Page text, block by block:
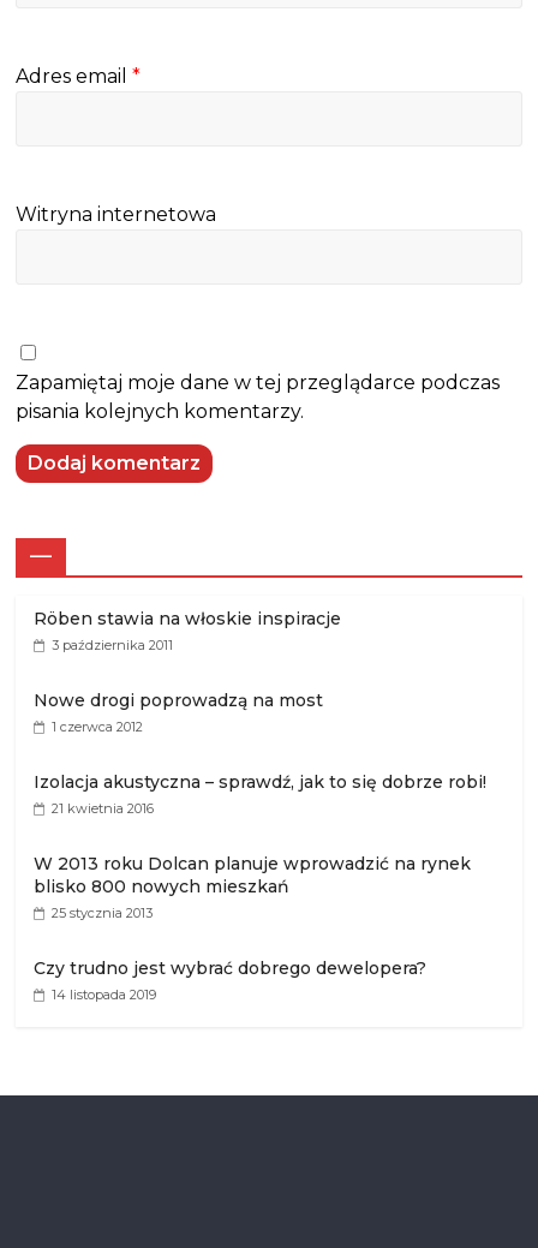
Adres email*
Witryna internetowa
Zapamiętaj moje dane w tej przeglądarce podczas
pisania kolejnych komentarzy.
—
Röben stawia na włoskie inspiracje
3 października 2011
Nowe drogi poprowadzą na most
1 czerwca 2012
Izolacja akustyczna – sprawdź, jak to się dobrze robi!
21 kwietnia 2016
W 2013 roku Dolcan planuje wprowadzić na rynek
blisko 800 nowych mieszkań
25 stycznia 2013
Czy trudno jest wybrać dobrego dewelopera?
14 listopada 2019